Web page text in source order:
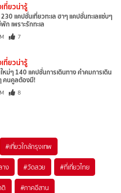
เที่ยวน่ารู้
แคปชั่นเที่ยวทะเล ฮาๆ แคปชั่นทะเลแซ่บๆ
ก เพราะรักทะเล
7
เที่ยวน่ารู้
หม่ๆ 140 แคปชั่นการเดินทาง คำคมการเดิน
คนคูลต้องมี!
8
#เที่ยวใกล้กรุงเทพ
าง #วัดสวย #ที่เที่ยวไทย
ติ #ภาคอีสาน